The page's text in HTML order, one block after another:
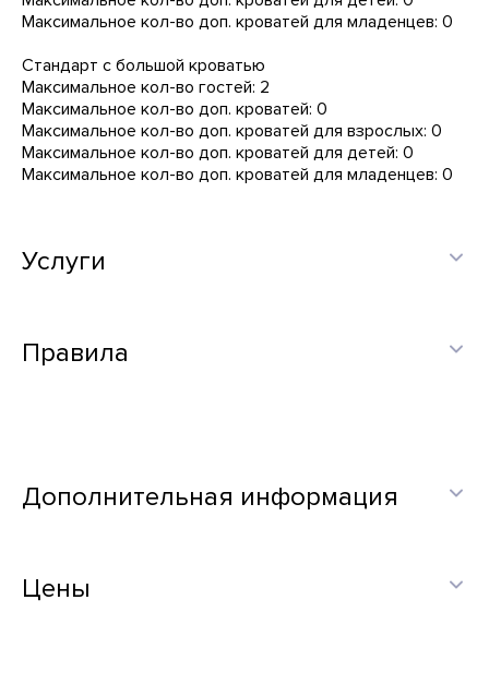
Максимальное кол-во доп. кроватей для младенцев: 0
Стандарт с большой кроватью
Максимальное кол-во гостей: 2
Максимальное кол-во доп. кроватей: 0
Максимальное кол-во доп. кроватей для взрослых: 0
Максимальное кол-во доп. кроватей для детей: 0
Максимальное кол-во доп. кроватей для младенцев: 0
Услуги
Правила
Дополнительная информация
Цены